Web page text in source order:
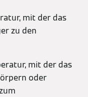
mit der das
zu den
mit der das
oder